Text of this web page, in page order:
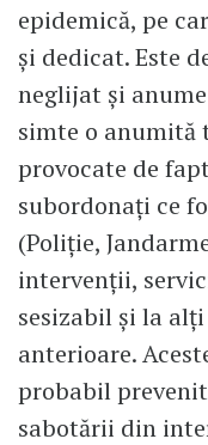
epidemică, pe
și dedicat. Este
neglijat și
simte o anumită
provocate de
subordonați ce
(Poliție,
intervenții,
sesizabil și la
anterioare.
probabil
sabotării din